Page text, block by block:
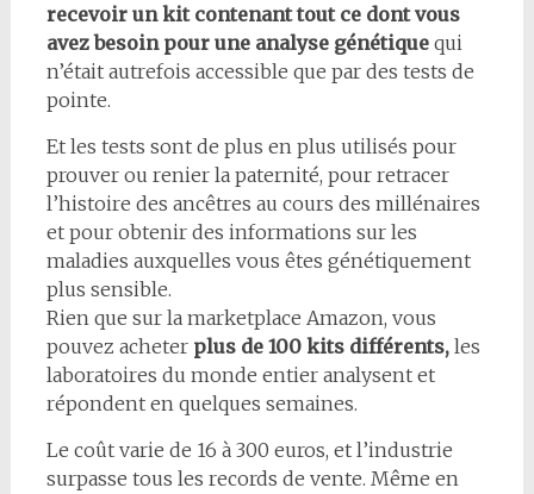
recevoir un kit contenant tout ce dont vous
avez besoin pour une analyse génétiquequi
n’était autrefois accessible que par des tests de
pointe.
Et les tests sont de plus en plus utilisés pour
prouver ou renier la paternité, pour retracer
l’histoire des ancêtres au cours des millénaires
et pour obtenir des informations sur les
maladies auxquelles vous êtes génétiquement
plus sensible.
Rien que sur la marketplace Amazon, vous
pouvez acheter plus de 100 kits différents, les
laboratoires du monde entier analysent et
répondent en quelques semaines.
Le coût varie de 16 à 300 euros, et l’industrie
surpasse tous les records de vente. Même en